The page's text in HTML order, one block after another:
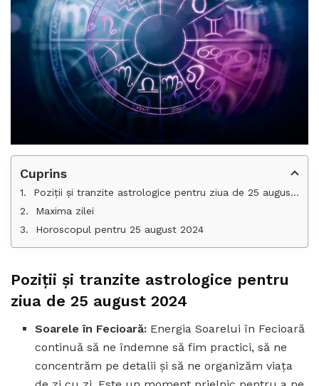
Cuprins
Poziții și tranzite astrologice pentru ziua de 25 august 2024
Maxima zilei
Horoscopul pentru 25 august 2024
Poziții și tranzite astrologice pentru
ziua de 25 august 2024
Soarele în Fecioară: Energia Soarelui în Fecioară
continuă să ne îndemne să fim practici, să ne
concentrăm pe detalii și să ne organizăm viața